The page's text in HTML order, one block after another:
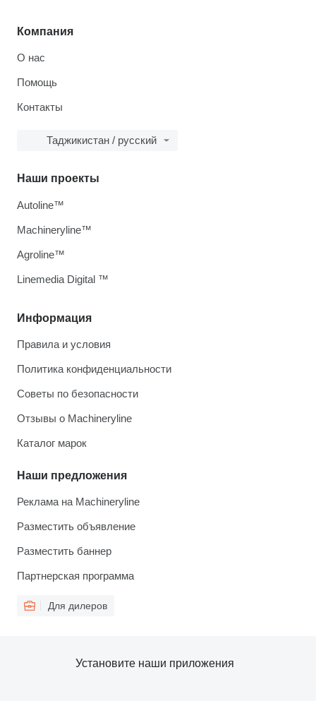
Компания
О нас
Помощь
Контакты
Таджикистан / русский
Информация
Правила и условия
Политика конфиденциальности
Советы по безопасности
Отзывы о Machineryline
Каталог марок
Наши предложения
Реклама на Machineryline
Разместить объявление
Разместить баннер
Партнерская программа
Для дилеров
Наши проекты
Autoline™
Machineryline™
Agroline™
Linemedia Digital ™
Установите наши приложения